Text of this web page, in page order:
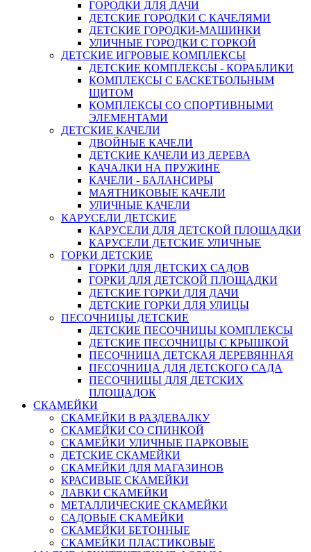
ГОРОДКИ ДЛЯ ДАЧИ
ДЕТСКИЕ ГОРОДКИ С КАЧЕЛЯМИ
ДЕТСКИЕ ГОРОДКИ-МАШИНКИ
УЛИЧНЫЕ ГОРОДКИ С ГОРКОЙ
ДЕТСКИЕ ИГРОВЫЕ КОМПЛЕКСЫ
ДЕТСКИЕ КОМПЛЕКСЫ - КОРАБЛИКИ
КОМПЛЕКСЫ С БАСКЕТБОЛЬНЫМ
ЩИТОМ
КОМПЛЕКСЫ СО СПОРТИВНЫМИ
ЭЛЕМЕНТАМИ
ДЕТСКИЕ КАЧЕЛИ
ДВОЙНЫЕ КАЧЕЛИ
ДЕТСКИЕ КАЧЕЛИ ИЗ ДЕРЕВА
КАЧАЛКИ НА ПРУЖИНЕ
КАЧЕЛИ - БАЛАНСИРЫ
МАЯТНИКОВЫЕ КАЧЕЛИ
УЛИЧНЫЕ КАЧЕЛИ
КАРУСЕЛИ ДЕТСКИЕ
КАРУСЕЛИ ДЛЯ ДЕТСКОЙ ПЛОЩАДКИ
КАРУСЕЛИ ДЕТСКИЕ УЛИЧНЫЕ
ГОРКИ ДЕТСКИЕ
ГОРКИ ДЛЯ ДЕТСКИХ САДОВ
ГОРКИ ДЛЯ ДЕТСКОЙ ПЛОЩАДКИ
ДЕТСКИЕ ГОРКИ ДЛЯ ДАЧИ
ДЕТСКИЕ ГОРКИ ДЛЯ УЛИЦЫ
ПЕСОЧНИЦЫ ДЕТСКИЕ
ДЕТСКИЕ ПЕСОЧНИЦЫ КОМПЛЕКСЫ
ДЕТСКИЕ ПЕСОЧНИЦЫ С КРЫШКОЙ
ПЕСОЧНИЦА ДЕТСКАЯ ДЕРЕВЯННАЯ
ПЕСОЧНИЦА ДЛЯ ДЕТСКОГО САДА
ПЕСОЧНИЦЫ ДЛЯ ДЕТСКИХ
ПЛОЩАДОК
СКАМЕЙКИ
СКАМЕЙКИ В РАЗДЕВАЛКУ
СКАМЕЙКИ СО СПИНКОЙ
СКАМЕЙКИ УЛИЧНЫЕ ПАРКОВЫЕ
ДЕТСКИЕ СКАМЕЙКИ
СКАМЕЙКИ ДЛЯ МАГАЗИНОВ
КРАСИВЫЕ СКАМЕЙКИ
ЛАВКИ СКАМЕЙКИ
МЕТАЛЛИЧЕСКИЕ СКАМЕЙКИ
САДОВЫЕ СКАМЕЙКИ
СКАМЕЙКИ БЕТОННЫЕ
СКАМЕЙКИ ПЛАСТИКОВЫЕ